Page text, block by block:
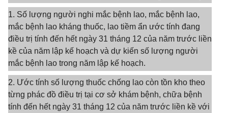
1. Số lượng người nghi mắc bệnh lao, mắc bệnh lao,
mắc bệnh lao kháng thuốc, lao tiềm ẩn ước tính đang
điều trị tính đến hết ngày 31 tháng 12 của năm trước liền
kề của năm lập kế hoạch và dự kiến số lượng người
mắc bệnh lao trong năm lập kế hoạch.
2. Ước tính số lượng thuốc chống lao còn tồn kho theo
từng phác đồ điều trị tại cơ sở khám bệnh, chữa bệnh
tính đến hết ngày 31 tháng 12 của năm trước liền kề với